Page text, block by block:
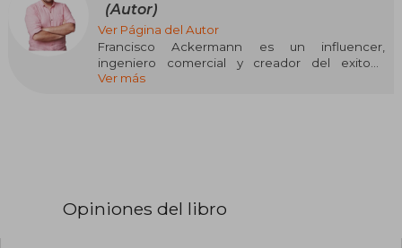
(Autor)
Ver Página del Autor
Francisco Ackermann es un influencer,
ingeniero comercial y creador del exitoso
podcast Con Peras y Finanzas. Posee un
Ver más
Opiniones del libro